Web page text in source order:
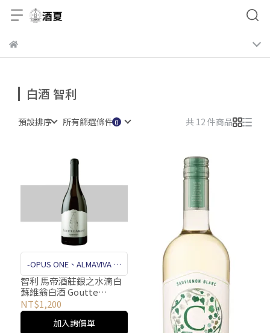
白酒 智利
預設排序 所有篩選條件 共 12 件商品
-OPUS ONE、ALMAVIVA 釀
酒師Pascal Marty 操刀 - 獨
特清酒酵母，搭配低溫釀造
-「神之雫」的作者亞樹直命
名
智利 馬帝酒莊銀之水滴白
蘇維翁白酒 Goutte
D'Argent Sauvignon
Blanc
NT$1,200
加入詢價單